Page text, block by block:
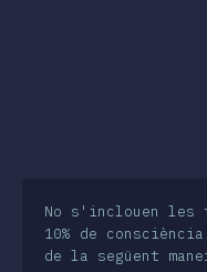
No s'inclouen les
10% de
de la següent